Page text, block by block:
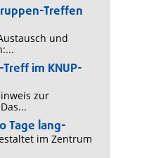
Treffen
und
im KNUP-
zur
Tage lang-
im Zentrum